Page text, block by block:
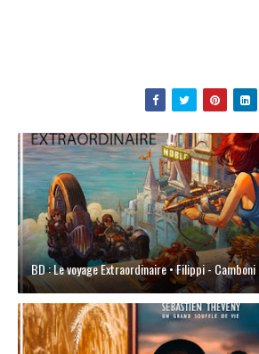
BD : Le voyage Extraordinaire • Filippi -